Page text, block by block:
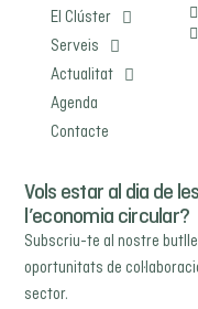
El Clúster
Serveis
Actualitat
Agenda
Contacte
Vols estar al dia de
l’economia circular?
Subscriu-te al nostre
oportunitats de
sector.